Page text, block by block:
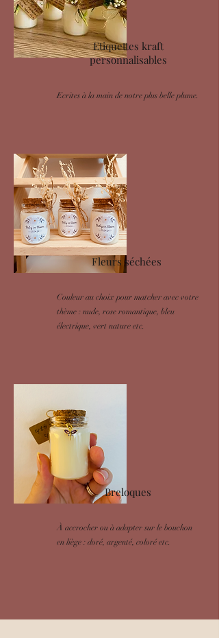
Etiquettes kraft
personnalisables
Ecrites à la main de notre plus belle plume.
Fleurs séchées
Couleur au choix pour matcher avec votre
thème : nude, rose romantique, bleu
électrique, vert nature etc.
Breloques
À accrocher ou à adapter sur le bouchon
en liège : doré, argenté, coloré etc.